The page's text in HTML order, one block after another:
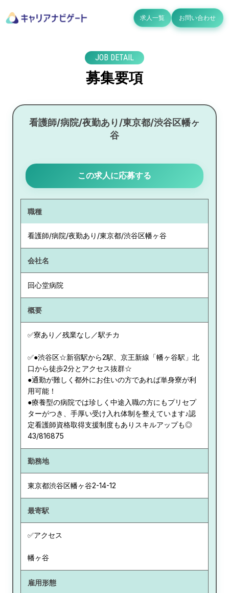
求人一覧 お問い合わせ
JOB DETAIL
募集要項
看護師/病院/夜勤あり/東京都/渋谷区幡ヶ
谷
この求人に応募する
職種
看護師/病院/夜勤あり/東京都/渋谷区幡ヶ谷
会社名
回心堂病院
概要
✅寮あり／残業なし／駅チカ
✅●渋谷区☆新宿駅から2駅、京王新線「幡ヶ谷駅」北
口から徒歩2分とアクセス抜群☆
●通勤が難しく都外にお住いの方であれば単身寮が利
用可能！
●療養型の病院では珍しく中途入職の方にもプリセプ
ターがつき、手厚い受け入れ体制を整えています♪認
定看護師資格取得支援制度もありスキルアップも◎
43/816875
勤務地
東京都渋谷区幡ヶ谷2-14-12
最寄駅
✅アクセス
幡ヶ谷
雇用形態